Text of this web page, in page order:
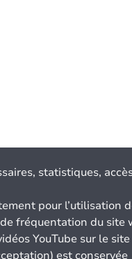
statistiques,
pour l’utilisation
fréquentation du site
YouTube sur le site
est conservée